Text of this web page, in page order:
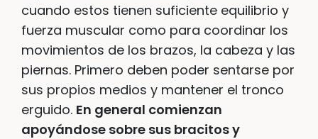
cuando estos tienen suficiente equilibrio y
fuerza muscular como para coordinar los
movimientos de los brazos, la cabeza y las
piernas. Primero deben poder sentarse por
sus propios medios y mantener el tronco
erguido. En general comienzan
apoyándose sobre sus bracitos y